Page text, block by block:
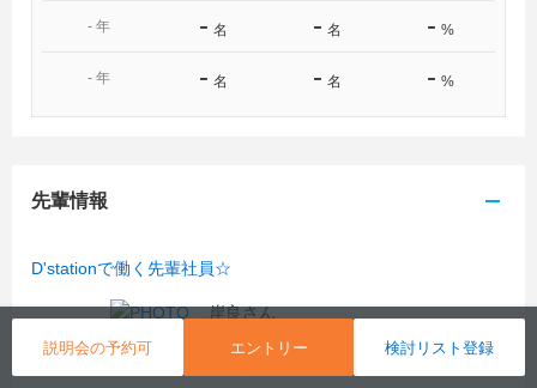
説明会の予約可 エントリー 検討リスト登録
化大学、日本文理大学、日本薬科大学、白鴎大学、一橋
平成大学、文教大学、文星芸術大学、平成国際大学、法
学（茨城）、流通経済大学（千葉）、和光大学、早稲田
＜短大・高専・専門学校＞
校、アルスコンピュータ専門学校、ウェディング・ホテ
ル＆ツーリズム専門学校、専門学校大阪ビジュアルアー
ツ・アカデミー、太田情報商科専門学校、大妻女子大学
- 年 - 名 - 名 - %
- 年 - 名 - 名 - %
先輩情報
D'stationで働く先輩社員☆
岸良さん
2017年入社